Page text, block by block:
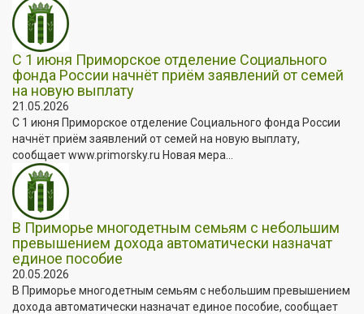
С 1 июня Приморское отделение Социального
фонда России начнёт приём заявлений от семей
на новую выплату
21.05.2026
С 1 июня Приморское отделение Социального фонда России
начнёт приём заявлений от семей на новую выплату,
сообщает www.primorsky.ru Новая мера...
В Приморье многодетным семьям с небольшим
превышением дохода автоматически назначат
единое пособие
20.05.2026
В Приморье многодетным семьям с небольшим превышением
дохода автоматически назначат единое пособие, сообщает